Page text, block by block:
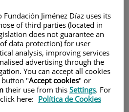
Jiménez Díaz uses its
of third parties (located in
does not guarantee an
data protection) for user
analysis, improving services
advertising through the
You can accept all cookies
button "Accept cookies" or
their use from this Settings. For
here: Política de Cookies